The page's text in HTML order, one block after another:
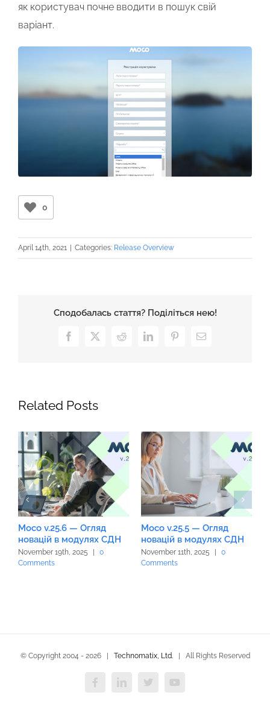
як користувач почне вводити в пошук свій
варіант.
0
April 14th, 2021 | Categories: Release Overview
Сподобалась стаття? Поділіться нею!
Facebook
X RedditLinkedInPinterestEmail
Related Posts
Moco v.25.6 — Огляд
новацій в модулях СДН
November 19th, 2025 |
0
Comments
Moco v.25.5 — Огляд
новацій в модулях СДН
November 11th, 2025 |
0
Comments
© Copyright 2004 - 2026 | Technomatix, Ltd. | All Rights Reserved
FacebookLinkedIn
X YouTube